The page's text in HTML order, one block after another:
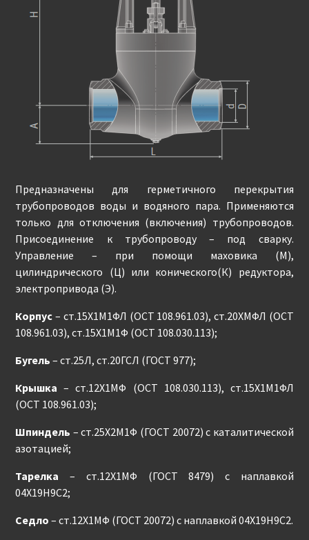
Предназначены для герметичного перекрытия
трубопроводов воды и водяного пара. Применяются
только для отключения (включения) трубопроводов.
Присоединение к трубопроводу – под сварку.
Управление – при помощи маховика (М),
цилиндрического (Ц) или конического(К) редуктора,
электропривода (Э).
Корпус – ст.15Х1М1ФЛ (ОСТ 108.961.03), ст.20ХМФЛ (ОСТ
108.961.03), ст.15Х1М1Ф (ОСТ 108.030.113);
Бугель – ст.25Л, ст.20ГСЛ (ГОСТ 977);
Крышка – ст.12Х1МФ (ОСТ 108.030.113), ст.15Х1М1ФЛ
(ОСТ 108.961.03);
Шпиндель – ст.25Х2М1Ф (ГОСТ 20072) с каталитической
азотацией;
Тарелка – ст.12Х1МФ (ГОСТ 8479) с наплавкой
04Х19Н9С2;
Седло – ст.12Х1МФ (ГОСТ 20072) с наплавкой 04Х19Н9С2.